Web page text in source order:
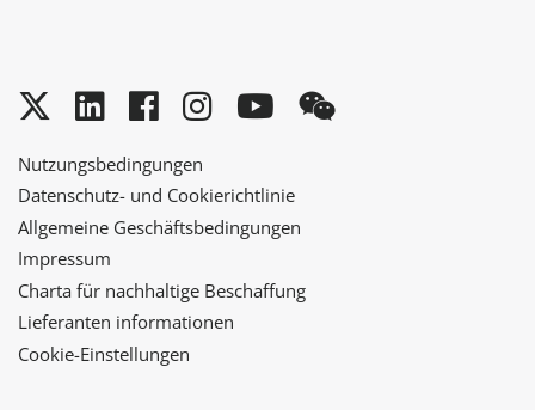
Twitter
LinkedInFacebook
Instagram
YouTube
Nutzungsbedingungen
Datenschutz- und Cookierichtlinie
Allgemeine Geschäftsbedingungen
Impressum
Charta für nachhaltige Beschaffung
Lieferanten informationen
Cookie-Einstellungen